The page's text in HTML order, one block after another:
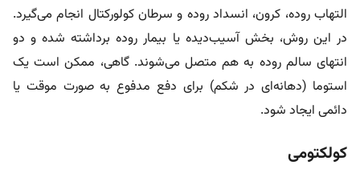
التهاب روده، کرون، انسداد روده و سرطان کولورکتال انجام می‌گیرد.
در این روش، بخش آسیب‌دیده یا بیمار روده برداشته شده و دو
انتهای سالم روده به هم متصل می‌شوند. گاهی، ممکن است یک
استوما (دهانه‌ای در شکم) برای دفع مدفوع به صورت موقت یا
دائمی ایجاد شود.
کولکتومی